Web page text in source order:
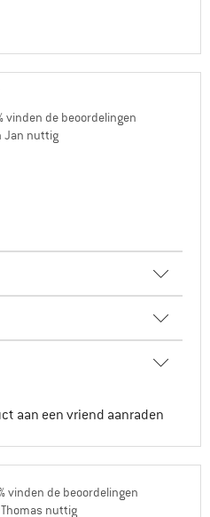
vinden de beoordelingen
Jan nuttig
aan een vriend aanraden
vinden de beoordelingen
nuttig